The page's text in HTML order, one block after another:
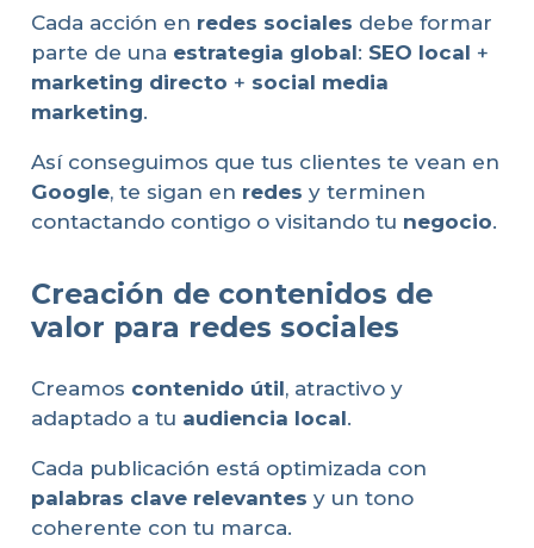
Cada acción en redes sociales debe formar
parte de una estrategia global: SEO local +
marketing directo + social media
marketing.
Así conseguimos que tus clientes te vean en
Google, te sigan en redes y terminen
contactando contigo o visitando tu negocio.
Creación de contenidos de
valor para redes sociales
Creamos contenido útil, atractivo y
adaptado a tu audiencia local.
Cada publicación está optimizada con
palabras clave relevantes y un tono
coherente con tu marca.